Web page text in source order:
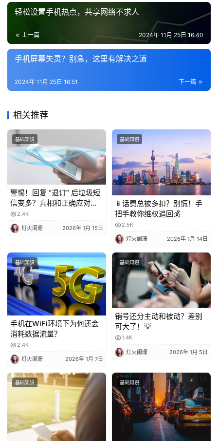
轻松设置手机热点，共享网络不求人
上一篇 2024年 11月 25日 16:40
手机屏幕失灵？别急，这里有解决之道
下一篇
2024年 11月 25日 16:51
相关推荐
基础知识
警惕！回复 “退订” 后垃圾短
信变多？真相和正确应对方
法都在这
2.4K
灯火阑珊 2026年 1月 15日
基础知识
📱话费总被多扣？别慌！手
把手教你维权追回💰
2.5K
灯火阑珊 2026年 1月 14日
基础知识
手机在WiFi环境下为何还会
消耗数据流量？
2.4K
灯火阑珊 2026年 1月 7日
基础知识
销号还分主动和被动？差别
可大了！💡
1.4K
灯火阑珊 2026年 1月 5日
基础知识 基础知识